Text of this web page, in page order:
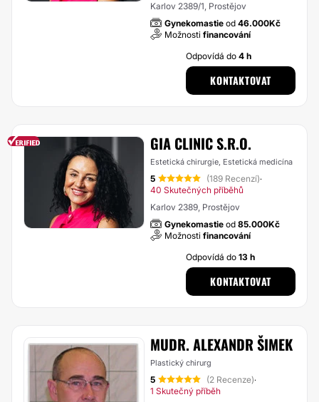
Karlov 2389/1, Prostějov
Gynekomastie od 46.000Kč
Možnosti financování
Odpovídá do4 h
KONTAKTOVAT
GIA CLINIC S.R.O.
Estetická chirurgie, Estetická medicína
5 (189 Recenzí)·
40 Skutečných příběhů
Karlov 2389, Prostějov
Gynekomastie od 85.000Kč
Možnosti financování
Odpovídá do13 h
KONTAKTOVAT
MUDR. ALEXANDR ŠIMEK
Plastický chirurg
5 (2 Recenze)·
1 Skutečný příběh